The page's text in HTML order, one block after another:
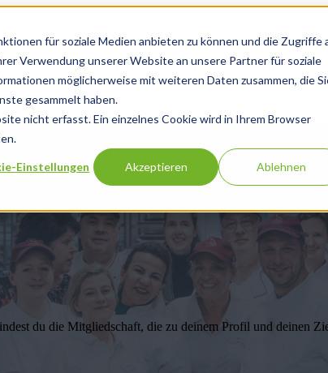
für soziale Medien anbieten zu können und die Zugriffe
Verwendung unserer Website an unsere Partner für soziale
möglicherweise mit weiteren Daten zusammen, die
gesammelt haben.
nicht erfasst. Ein einzelnes Cookie wird in Ihrem Browser
Einstellungen Akzeptieren Ablehnen
Beratungskräfte Events Community
du die Mitgliedschaft, die zu deinem Profil und deinen